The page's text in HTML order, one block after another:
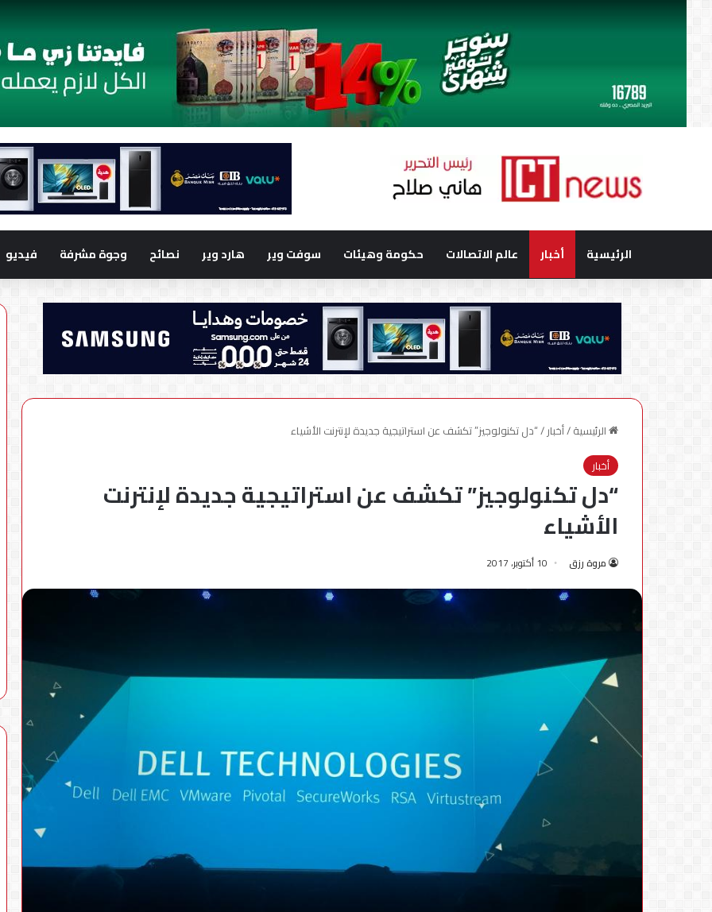
الرئيسية أخبار عالم الاتصالات حكومة وهيئات سوفت وير هارد وير نصائح وجوة مشرفة فيديو
الرئيسية/أخبار/“دل تكنولوجيز” تكشف عن استراتيجية جديدة لإنترنت الأشياء
أخبار
“دل تكنولوجيز” تكشف عن استراتيجية جديدة لإنترنت
الأشياء
مروة رزق 10 أكتوبر، 2017
الجهاز
القومي
إعادة
الجهاز القومي لتنظيم الاتصالات يعلن
«تنظيم
الاتصالات»
خطوط